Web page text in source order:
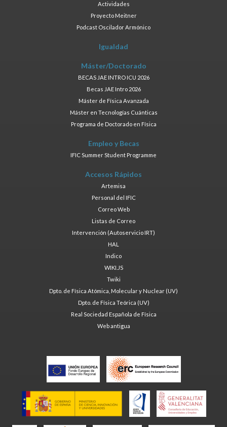
Actividades
Proyecto Meitner
Podcast Oscilador Armónico
Igualdad
Máster/Doctorado
BECAS JAE INTRO ICU 2026
Becas JAE Intro 2026
Máster de Física Avanzada
Máster en Tecnologías Cuánticas
Programa de Doctorado en Física
Empleo y Becas
IFIC Summer Student Programme
Accesos Rápidos
Artemisa
Personal del IFIC
Correo Web
Listas de Correo
Intervención (Autoservicio IRT)
HAL
Indico
WIKI.JS
Twiki
Dpto. de Física Atómica, Molecular y Nuclear (UV)
Dpto. de Física Teórica (UV)
Real Sociedad Española de Física
Web antigua